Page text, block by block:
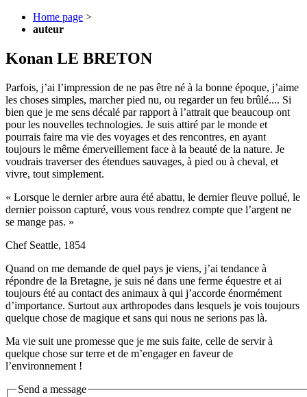
Home page >
auteur
Konan LE BRETON
Parfois, j’ai l’impression de ne pas être né à la bonne époque, j’aime
les choses simples, marcher pied nu, ou regarder un feu brûlé.... Si
bien que je me sens décalé par rapport à l’attrait que beaucoup ont
pour les nouvelles technologies. Je suis attiré par le monde et
pourrais faire ma vie des voyages et des rencontres, en ayant
toujours le même émerveillement face à la beauté de la nature. Je
voudrais traverser des étendues sauvages, à pied ou à cheval, et
vivre, tout simplement.
« Lorsque le dernier arbre aura été abattu, le dernier fleuve pollué, le
dernier poisson capturé, vous vous rendrez compte que l’argent ne
se mange pas. »
Chef Seattle, 1854
Quand on me demande de quel pays je viens, j’ai tendance à
répondre de la Bretagne, je suis né dans une ferme équestre et ai
toujours été au contact des animaux à qui j’accorde énormément
d’importance. Surtout aux arthropodes dans lesquels je vois toujours
quelque chose de magique et sans qui nous ne serions pas là.
Ma vie suit une promesse que je me suis faite, celle de servir à
quelque chose sur terre et de m’engager en faveur de
l’environnement !
Send a message